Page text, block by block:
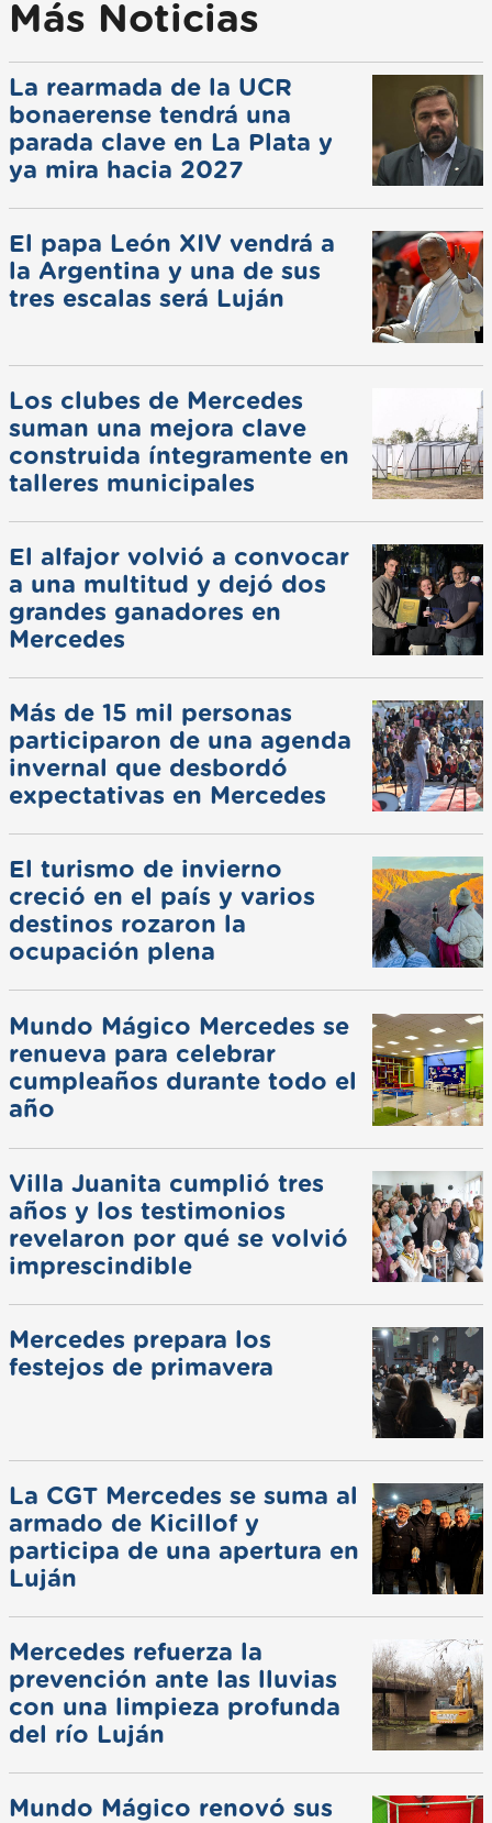
Más Noticias
La rearmada de la UCR
bonaerense tendrá una
parada clave en La Plata y
ya mira hacia 2027
El papa León XIV vendrá a
la Argentina y una de sus
tres escalas será Luján
Los clubes de Mercedes
suman una mejora clave
construida íntegramente en
talleres municipales
El alfajor volvió a convocar
a una multitud y dejó dos
grandes ganadores en
Mercedes
Más de 15 mil personas
participaron de una agenda
invernal que desbordó
expectativas en Mercedes
El turismo de invierno
creció en el país y varios
destinos rozaron la
ocupación plena
Mundo Mágico Mercedes se
renueva para celebrar
cumpleaños durante todo el
año
Villa Juanita cumplió tres
años y los testimonios
revelaron por qué se volvió
imprescindible
Mercedes prepara los
festejos de primavera
La CGT Mercedes se suma al
armado de Kicillof y
participa de una apertura en
Luján
Mercedes refuerza la
prevención ante las lluvias
con una limpieza profunda
del río Luján
Mundo Mágico renovó sus